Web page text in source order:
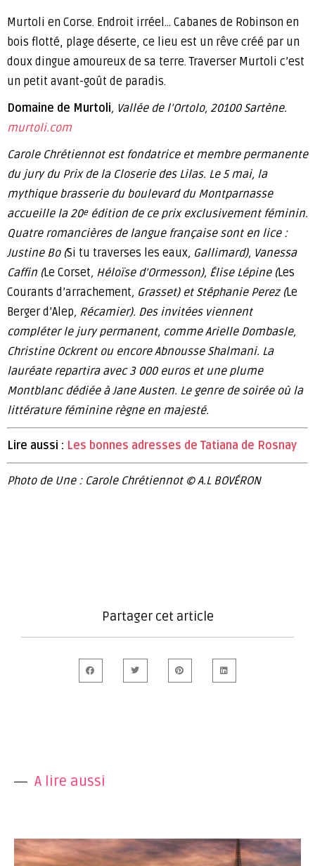
Murtoli en Corse. Endroit irréel… Cabanes de Robinson en
bois flotté, plage déserte, ce lieu est un rêve créé par un
doux dingue amoureux de sa terre. Traverser Murtoli c’est
un petit avant-goût de paradis.
Domaine de Murtoli, Vallée de l’Ortolo, 20100 Sartène.
murtoli.com
Carole Chrétiennot est fondatrice et membre permanente
du jury du Prix de la Closerie des Lilas. Le 5 mai, la
mythique brasserie du boulevard du Montparnasse
accueille la 20eédition de ce prix exclusivement féminin.
Quatre romancières de langue française sont en lice :
Justine Bo (Si tu traverses les eaux, Gallimard), Vanessa
Caffin (Le Corset, Héloïse d’Ormesson), Élise Lépine (Les
Courants d’arrachement, Grasset) et Stéphanie Perez (Le
Berger d’Alep, Récamier). Des invitées viennent
compléter le jury permanent, comme Arielle Dombasle,
Christine Ockrent ou encore Abnousse Shalmani. La
lauréate repartira avec 3 000 euros et une plume
Montblanc dédiée à Jane Austen. Le genre de soirée où la
littérature féminine règne en majesté.
Lire aussi : Les bonnes adresses de Tatiana de Rosnay
Photo de Une : Carole Chrétiennot © A.L BOVÉRON
Partager cet article
A lire aussi